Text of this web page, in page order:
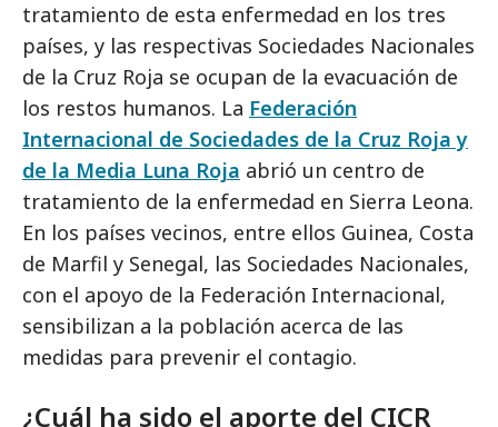
tratamiento de esta enfermedad en los tres
países, y las respectivas Sociedades Nacionales
de la Cruz Roja se ocupan de la evacuación de
los restos humanos. La Federación
Internacional de Sociedades de la Cruz Roja y
de la Media Luna Roja abrió un centro de
tratamiento de la enfermedad en Sierra Leona.
En los países vecinos, entre ellos Guinea, Costa
de Marfil y Senegal, las Sociedades Nacionales,
con el apoyo de la Federación Internacional,
sensibilizan a la población acerca de las
medidas para prevenir el contagio.
¿Cuál ha sido el aporte del CICR